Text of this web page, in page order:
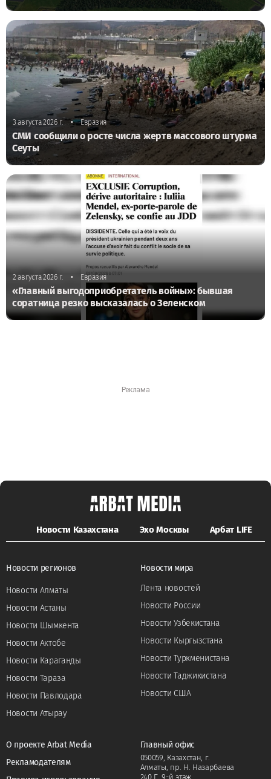
3 августа 2026 г. • Евразия
СМИ сообщили о росте числа жертв массового штурма
Сеуты
2 августа 2026 г. • Евразия
«Главный выгодоприобретатель войны»: бывшая
соратница резко высказалась о Зеленском
Новости Казахстана Эхо Москвы Арбат LIFE
Новости регионов
Новости Алматы
Новости Астаны
Новости Шымкента
Новости Актобе
Новости Караганды
Новости Тараза
Новости Павлодара
Новости Атырау
Новости мира
Лента новостей
Новости России
Новости Узбекистана
Новости Кыргызстана
Новости Туркменистана
Новости Таджикистана
Новости США
О проекте Arbat Media
Рекламодателям
Главный офис
050059, Казахстан, г.
Алматы, пр. Н. Назарбаева
240 Г, 9-й этаж.